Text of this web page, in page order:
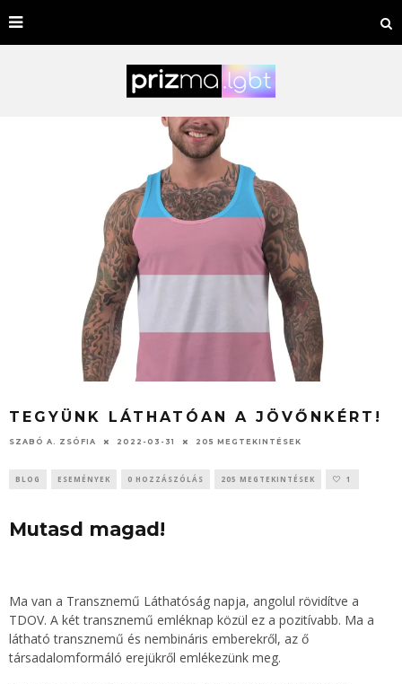
TEGYÜNK LÁTHATÓAN A JÖVŐNKÉRT!
SZABÓ A. ZSÓFIA 2022-03-31 205 MEGTEKINTÉSEK
BLOG ESEMÉNYEK 0 HOZZÁSZÓLÁS 205 MEGTEKINTÉSEK 1
Mutasd magad!
Ma van a Transznemű Láthatóság napja, angolul rövidítve a
TDOV. A két transznemű emléknap közül ez a pozitívabb. Ma a
látható transznemű és nembináris emberekről, az ő
társadalomformáló erejükről emlékezünk meg.